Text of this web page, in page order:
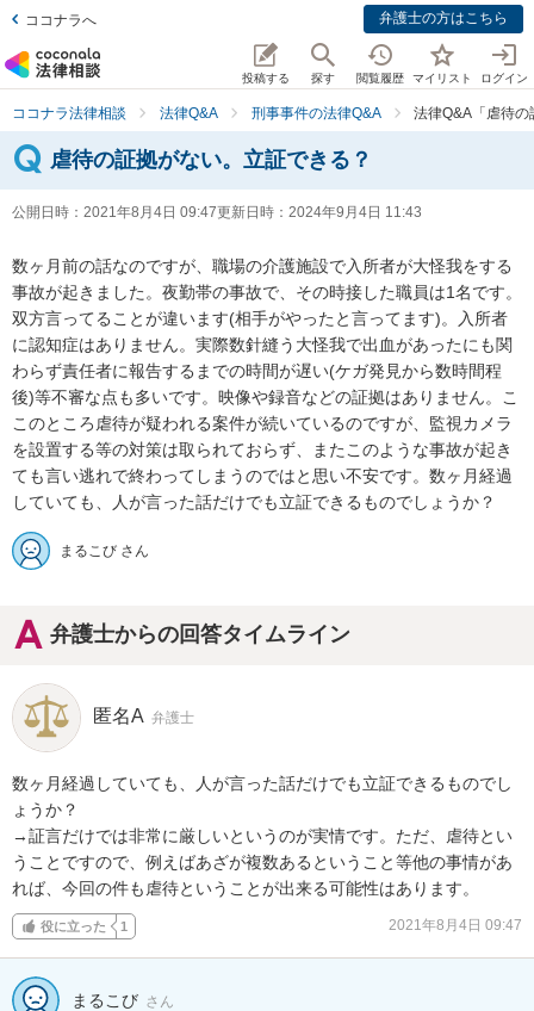
ココナラへ 弁護士の方はこちら
投稿する 探す 閲覧履歴 マイリスト ログイン
ココナラ法律相談 法律Q&A 刑事事件の法律Q&A 法律Q&A「虐待
虐待の証拠がない。立証できる？
公開日時： 2021年8月4日 09:47更新日時： 2024年9月4日 11:43
数ヶ月前の話なのですが、職場の介護施設で入所者が大怪我をする
事故が起きました。夜勤帯の事故で、その時接した職員は1名です。
双方言ってることが違います(相手がやったと言ってます)。入所者
に認知症はありません。実際数針縫う大怪我で出血があったにも関
わらず責任者に報告するまでの時間が遅い(ケガ発見から数時間程
後)等不審な点も多いです。映像や録音などの証拠はありません。こ
このところ虐待が疑われる案件が続いているのですが、監視カメラ
を設置する等の対策は取られておらず、またこのような事故が起き
ても言い逃れで終わってしまうのではと思い不安です。数ヶ月経過
していても、人が言った話だけでも立証できるものでしょうか？
まるこび さん
弁護士からの回答タイムライン
匿名A 弁護士
数ヶ月経過していても、人が言った話だけでも立証できるものでし
ょうか？
→証言だけでは非常に厳しいというのが実情です。ただ、虐待とい
うことですので、例えばあざが複数あるということ等他の事情があ
れば、今回の件も虐待ということが出来る可能性はあります。
役に立った 1 2021年8月4日 09:47
まるこび さん